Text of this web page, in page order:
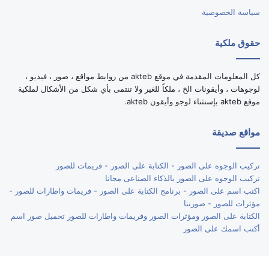
سياسة الخصوصية
حقوق ملكية
كل المعلومات المقدمة في موقع akteb من روابط مواقع ، صور ، فيديو ،
لوجوهات ، وأيقونات الخ ، ملكاً للغير ولا تنتمى بأي شكل من الأشكال لملكية
موقع akteb بإستثناء لوجو وأيقون akteb.
مواقع صديقة
تركيب الوجوه على الصور - الكتابة على الصور - فريمات للصور
تركيب الوجوه على الصور بالذكاء الصناعى مجانا
اكتب اسم على الصور - برنامج الكتابة على الصور - فريمات واطارات للصور -
مؤثرات للصور - صورتنا
الكتابة على الصور ومؤثرات الصور وفريمات واطارات للصور تحميل صور اسم
أكتب اسمك على الصور